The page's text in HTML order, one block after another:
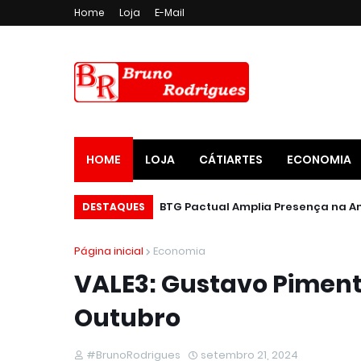
Home Loja E-Mail
HOME LOJA CÁTIARTES ECONOMIA
DESTAQUES
Página inicial Economia
VALE3: Gustavo
Outubro
#BrunoRodrigues setembro 21, 2024